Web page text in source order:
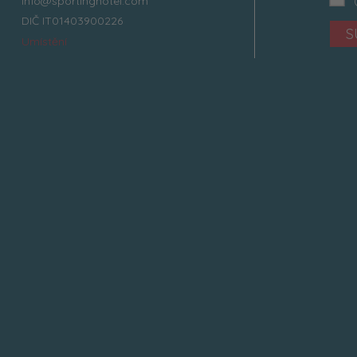
DIČ IT01403900226
Umístění